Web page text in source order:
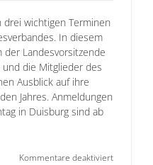
drei wichtigen Terminen
In diesem
Landesvorsitzende
und die Mitglieder des
Ausblick auf ihre
Jahres. Anmeldungen
in Duisburg sind ab
Kommentare deaktiviertfür